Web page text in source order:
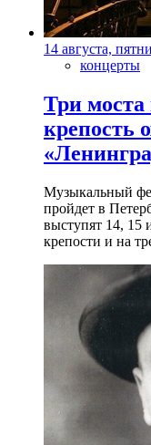
14 августа,
концерты
Три
крепость
Музыкальный
пройдет в
выступят 14, 15
крепости и на